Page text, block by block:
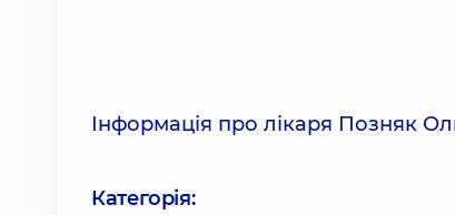
Інформація про лікаря Позняк
Категорія: